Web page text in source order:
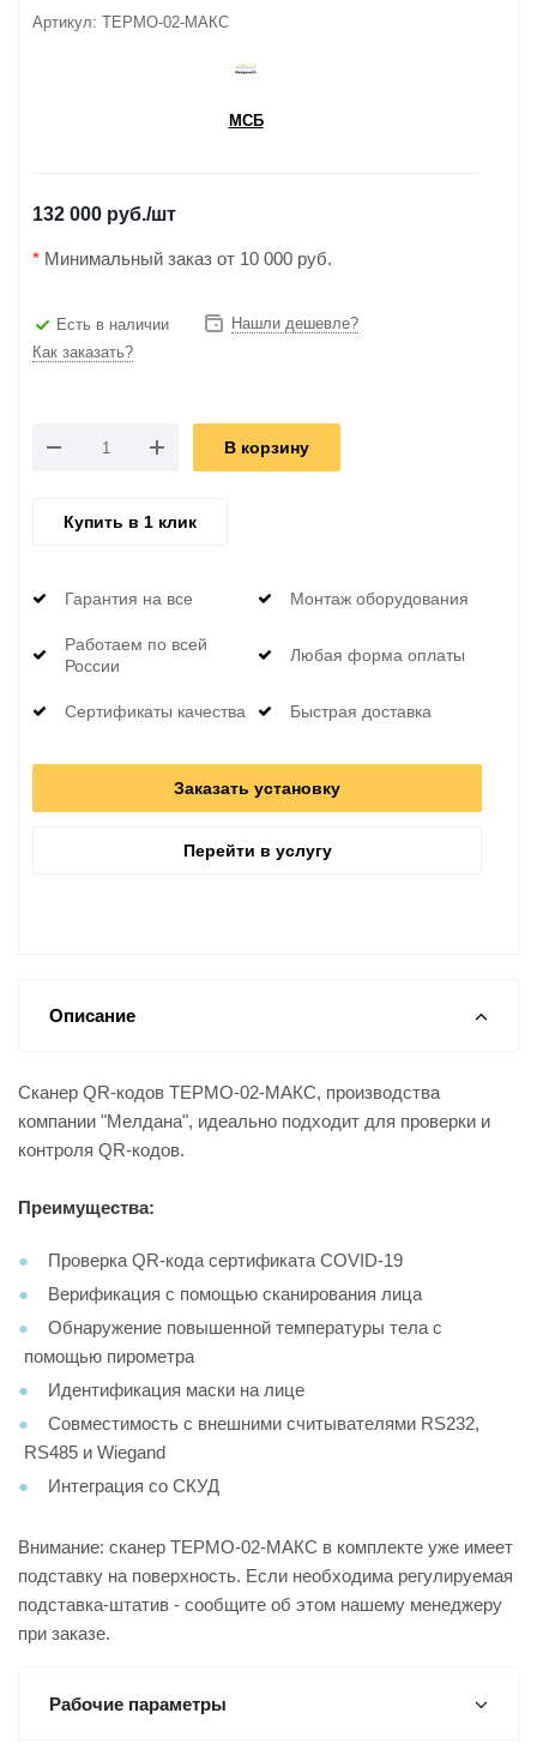
Артикул: ТЕРМО-02-МАКС
МСБ
132 000 руб./шт
* Минимальный заказ от 10 000 руб.
Есть в наличии
Нашли дешевле?
Как заказать?
В корзину
Купить в 1 клик
Гарантия на все Монтаж оборудования
Работаем по всей
России
Любая форма оплаты
Сертификаты качества Быстрая доставка
Заказать установку
Перейти в услугу
Описание
Сканер QR-кодов ТЕРМО-02-МАКС, производства
компании "Мелдана", идеально подходит для проверки и
контроля QR-кодов.
Преимущества:
Проверка QR-кода сертификата COVID-19
Верификация с помощью сканирования лица
Обнаружение повышенной температуры тела с
помощью пирометра
Идентификация маски на лице
Совместимость с внешними считывателями RS232,
RS485 и Wiegand
Интеграция со СКУД
Внимание: сканер ТЕРМО-02-МАКС в комплекте уже имеет
подставку на поверхность. Если необходима регулируемая
подставка-штатив - сообщите об этом нашему менеджеру
при заказе.
Рабочие параметры